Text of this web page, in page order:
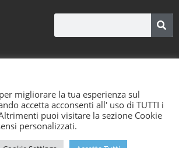
Motori SRL © [year] | Powered by
migliorare la tua esperienza sul
accetta acconsenti all' uso di TUTTI i
puoi visitare la sezione Cookie
personalizzati.